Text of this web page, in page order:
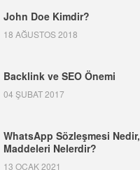
John Doe Kimdir?
18 AĞUSTOS 2018
Backlink ve SEO Önemi
04 ŞUBAT 2017
WhatsApp Sözleşmesi Nedir,
Maddeleri Nelerdir?
13 OCAK 2021